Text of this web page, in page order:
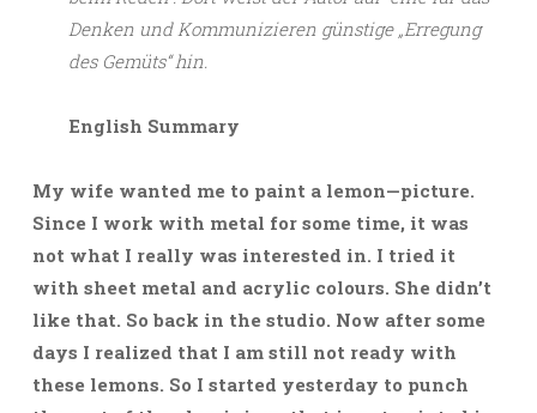
Denken und Kommunizieren günstige „Erregung
des Gemüts“ hin.
English Summary
My wife wanted me to paint a lemon—picture.
Since I work with metal for some time, it was
not what I really was interested in. I tried it
with sheet metal and acrylic colours. She didn’t
like that. So back in the studio. Now after some
days I realized that I am still not ready with
these lemons. So I started yesterday to punch